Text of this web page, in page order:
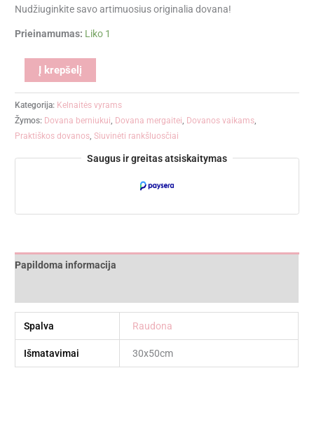
Nudžiuginkite savo artimuosius originalia dovana!
Prieinamumas: Liko 1
Į krepšelį
Kategorija: Kelnaitės vyrams
Žymos: Dovana berniukui, Dovana mergaitei, Dovanos vaikams,
Praktiškos dovanos,Siuvinėti rankšluosčiai
Saugus ir greitas atsiskaitymas
Papildoma informacija
Spalva Raudona
Išmatavimai 30x50cm